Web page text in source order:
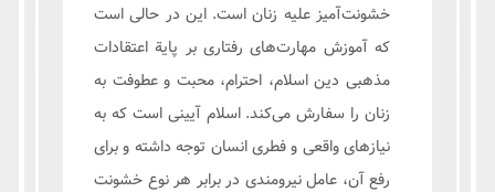
خشونت‌آمیز علیه زنان است. این در حالی است
که آموزش مهارت‌های رفتاری بر پایة اعتقادات
مذهبی دین اسلام، احترام، محبت و عطوفت به
زنان را سفارش می‌کند. اسلام آیینی است که به
نیازهای واقعی و فطری انسان توجه داشته و برای
رفع آن، عامل نیرومندی در برابر هر نوع خشونت